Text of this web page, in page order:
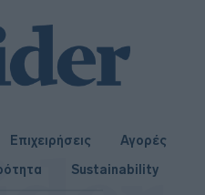
Επιχειρήσεις
Αγορές
Sustainability